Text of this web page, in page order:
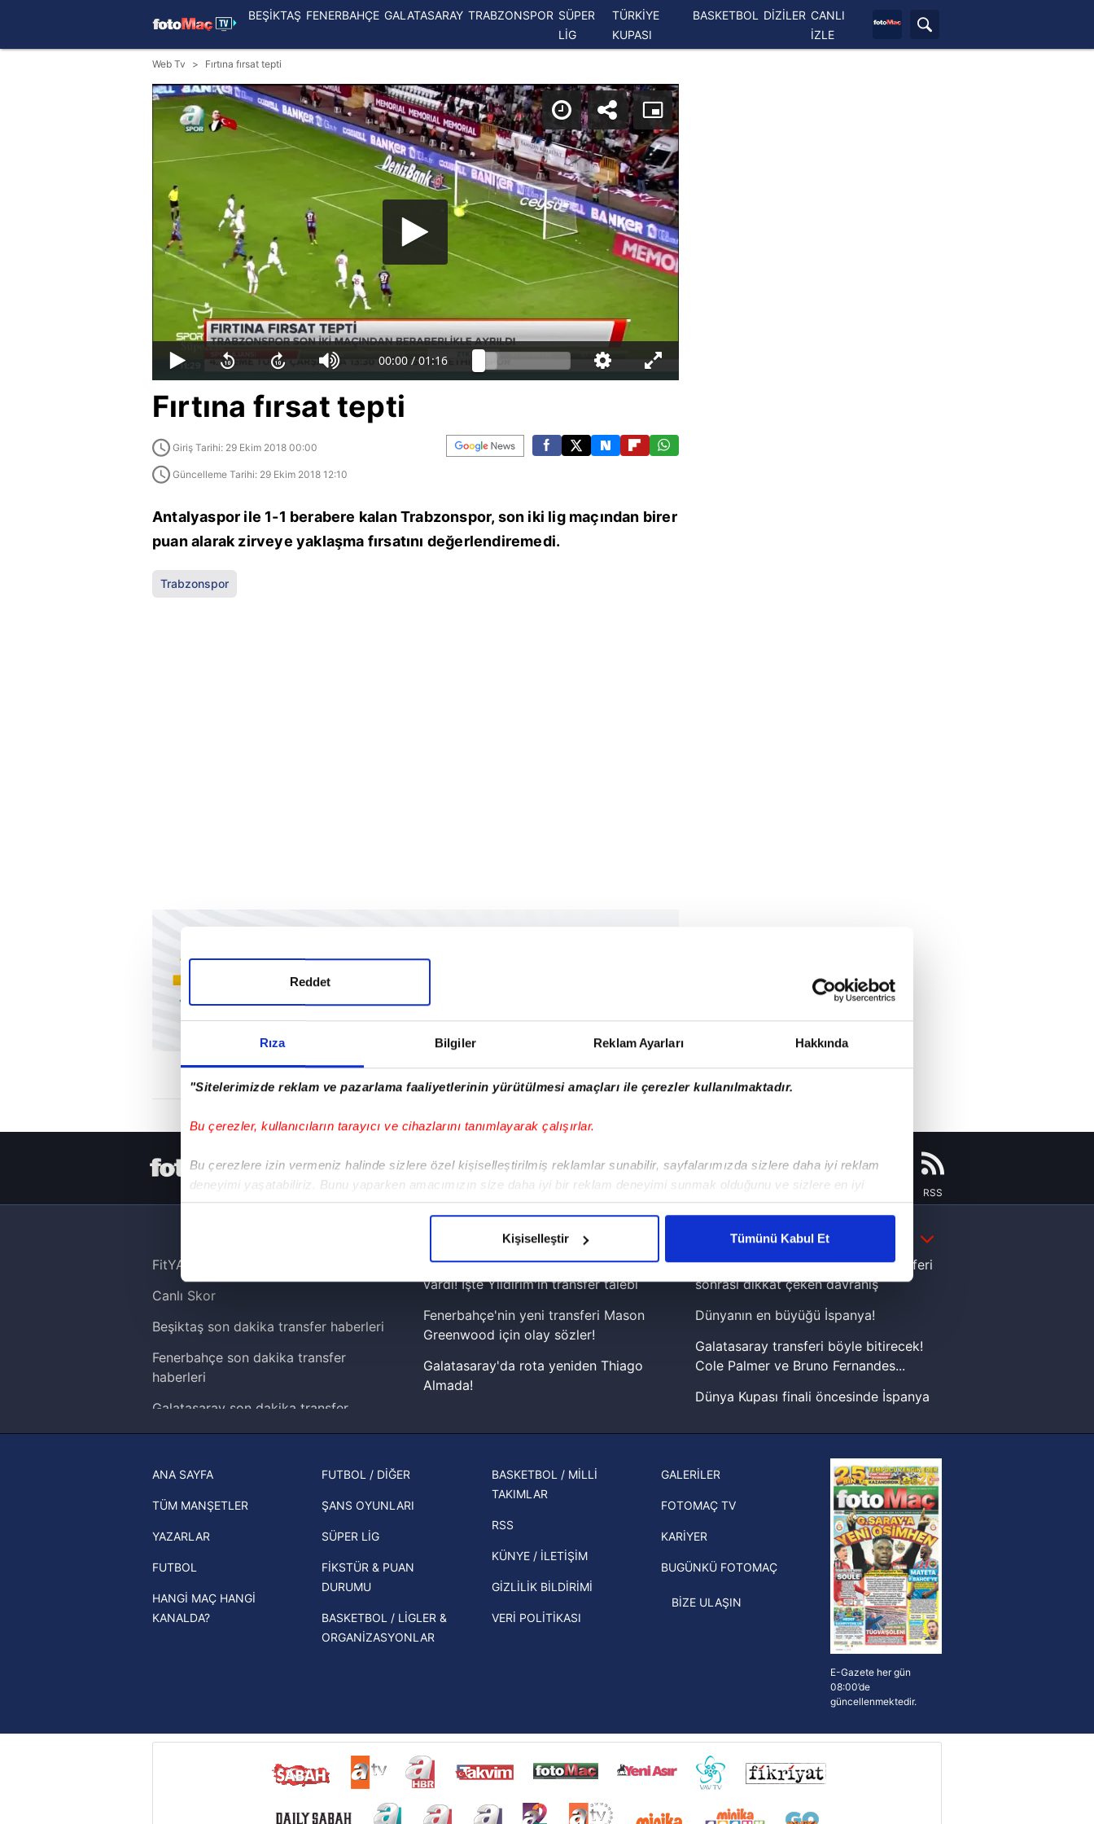
Rıza Bilgiler Reklam Ayarları Hakkında
"Sitelerimizde reklam ve pazarlama faaliyetlerinin yürütülmesi amaçları ile çerezler kullanılmaktadır.
Bu çerezler, kullanıcıların tarayıcı ve cihazlarını tanımlayarak çalışırlar.
Bu çerezlere izin vermeniz halinde sizlere özel kişiselleştirilmiş reklamlar sunabilir, sayfalarımızda sizlere daha iyi reklam
deneyimi yaşatabiliriz. Bunu yaparken amacımızın size daha iyi bir reklam deneyimi sunmak olduğunu ve sizlere en iyi
içerikleri sunabilmek adına elimizden gelen çabayı gösterdiğimizi ve bu noktada, reklamların maliyetlerimizi karşılamak
Her halükârda, kullanıcılar, bu çerezlere izin vermedikleri takdirde, kullanıcılara hedefli reklamlar gösterilmeyecektir."
Sizlere daha iyi bir hizmet sunabilmek için İnternet Sitemizde kendimize ve üçüncü kişilere ait çerezler kullanılmaktadır. Bu
çerezler vasıtasıyla çeşitli kişisel verileriniz işlenmekte olup gerekli olan çerezler bilgi toplumu hizmetlerinin sunulması
amacıyla kullanılmaktadır. Diğer çerezler, sitemizin daha işlevsel kılınması ve kişiselleştirilmesi ve sizlere yönelik
reklam/pazarlama faaliyetlerinin yapılması, amaçlarıyla sınırlı olarak açık rızanız dahilinde kullanılacaktır.
Çerezlere ilişkin tercihlerinizi aşağıda yer alan panel vasıtasıyla belirleyebilirsiniz. Çerezlere ilişkin detaylı bilgi için Ayarlar
6698 sayılı Kişisel Verilerin Korunması Kanunu uyarınca hazırlanmış Aydınlatma Metnimizi okumak ve sitemizde ilgili
mevzuata uygun olarak kullanılan çerezlerle ilgili bilgi almak için lütfentıklayınız
Reddet
Kişiselleştir Tümünü Kabul Et
BEŞİKTAŞ FENERBAHÇE GALATASARAY TRABZONSPOR SÜPER
LİG
TÜRKİYE
KUPASI
BASKETBOL DİZİLER CANLI
İZLE
Web Tv Fırtına fırsat tepti
00:00 / 01:16
Fırtına fırsat tepti
Giriş Tarihi: 29 Ekim 2018 00:00
Güncelleme Tarihi: 29 Ekim 2018 12:10
Antalyaspor ile 1-1 berabere kalan Trabzonspor, son iki lig maçından birer
puan alarak zirveye yaklaşma fırsatını değerlendiremedi.
Trabzonspor
HER YERDE!
RSS
DAHA FAZLA
FitYAŞA
Canlı Skor
Beşiktaş son dakika transfer haberleri
Fenerbahçe son dakika transfer
haberleri
Galatasaray son dakika transfer
haberleri
Trendyol Süper Lig haberleri
Ziraat Türkiye Kupası haberleri
UEFA Şampiyonlar Ligi haberleri
UEFA Avrupa Ligi haberleri
UEFA Konferans Ligi haberleri
Fenerbahçeli yıldız prensipte anlaşmaya
vardı! İşte Yıldırım'ın transfer talebi
Fenerbahçe'nin yeni transferi Mason
Greenwood için olay sözler!
Galatasaray'da rota yeniden Thiago
Almada!
muhtemel rakibi belli oldu! Gornik
İspanya-Arjantin finalinin ardından dış
Beşiktaş'ın UEFA Avrupa Ligi'nde 3. Ön
Eleme Turu muhtemel rakipleri belli
Lamine Yamal'dan Dünya Kupası zaferi
sonrası dikkat çeken davranış
Dünyanın en büyüğü İspanya!
Galatasaray transferi böyle bitirecek!
Cole Palmer ve Bruno Fernandes...
Dünya Kupası finali öncesinde İspanya
şampiyonluk yüzüğü verilecek
Hernan Crespo, Meksika Ligi
ekiplerinden Atlas'ın yeni teknik
direktörü oldu
ANA SAYFA
TÜM MANŞETLER
YAZARLAR
FUTBOL
HANGİ MAÇ HANGİ
KANALDA?
FUTBOL / DİĞER
ŞANS OYUNLARI
SÜPER LİG
FİKSTÜR & PUAN
DURUMU
BASKETBOL / LİGLER &
ORGANİZASYONLAR
BASKETBOL / MİLLİ
TAKIMLAR
RSS
KÜNYE / İLETİŞİM
GİZLİLİK BİLDİRİMİ
VERİ POLİTİKASI
GALERİLER
FOTOMAÇ TV
KARİYER
BUGÜNKÜ FOTOMAÇ
BİZE ULAŞIN
E-Gazete her gün
08:00’de
güncellenmektedir.